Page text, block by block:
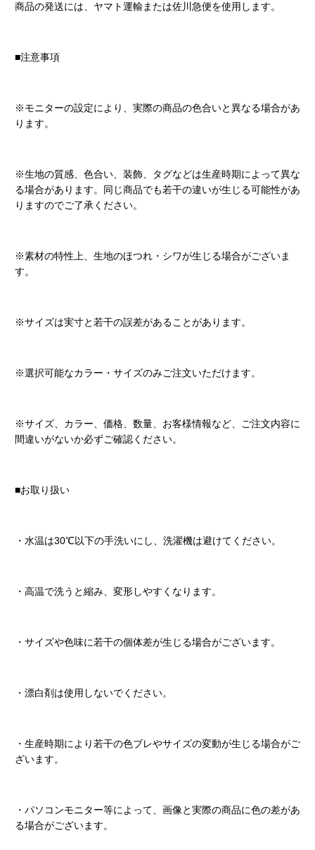
商品の発送には、ヤマト運輸または佐川急便を使用します。
■注意事項
※モニターの設定により、実際の商品の色合いと異なる場合があ
ります。
※生地の質感、色合い、装飾、タグなどは生産時期によって異な
る場合があります。同じ商品でも若干の違いが生じる可能性があ
りますのでご了承ください。
※素材の特性上、生地のほつれ・シワが生じる場合がございま
す。
※サイズは実寸と若干の誤差があることがあります。
※選択可能なカラー・サイズのみご注文いただけます。
※サイズ、カラー、価格、数量、お客様情報など、ご注文内容に
間違いがないか必ずご確認ください。
■お取り扱い
・水温は30℃以下の手洗いにし、洗濯機は避けてください。
・高温で洗うと縮み、変形しやすくなります。
・サイズや色味に若干の個体差が生じる場合がございます。
・漂白剤は使用しないでください。
・生産時期により若干の色ブレやサイズの変動が生じる場合がご
ざいます。
・パソコンモニター等によって、画像と実際の商品に色の差があ
る場合がございます。